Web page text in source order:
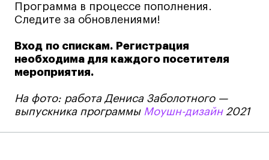
© 2026 БВШД
Карта сайта
Программа в процессе пополнения.
Следите за обновлениями!
Вход по спискам. Регистрация
необходима для каждого посетителя
мероприятия.
На фото: работа Дениса Заболотного —
выпускника программы Моушн-дизайн2021